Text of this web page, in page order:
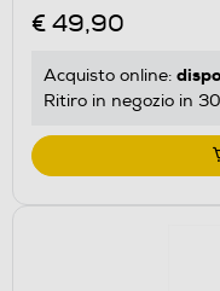
€ 49,90
Acquisto online:
Ritiro in negozio in